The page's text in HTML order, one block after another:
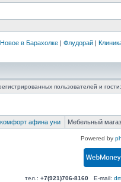
Новое в Барахолке | Флудорай |
пользователей и
афина уни Мебельный
Powered by
тел.: +7(921)706-8160E-mail: